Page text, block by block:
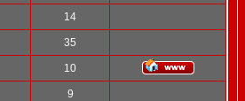
14
35
10
9